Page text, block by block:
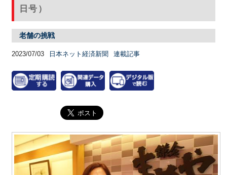
日号）
老舗の挑戦
2023/07/03 日本ネット経済新聞 連載記事